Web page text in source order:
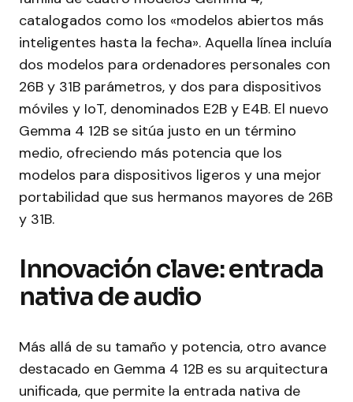
catalogados como los «modelos abiertos más
inteligentes hasta la fecha». Aquella línea incluía
dos modelos para ordenadores personales con
26B y 31B parámetros, y dos para dispositivos
móviles y IoT, denominados E2B y E4B. El nuevo
Gemma 4 12B se sitúa justo en un término
medio, ofreciendo más potencia que los
modelos para dispositivos ligeros y una mejor
portabilidad que sus hermanos mayores de 26B
y 31B.
Innovación clave: entrada
nativa de audio
Más allá de su tamaño y potencia, otro avance
destacado en Gemma 4 12B es su arquitectura
unificada, que permite la entrada nativa de